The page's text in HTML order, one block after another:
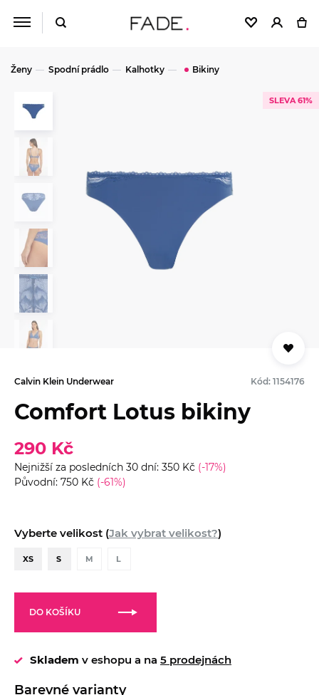
Ženy Spodní prádlo Kalhotky Bikiny
SLEVA 61%
Calvin Klein Underwear Kód: 1154176
Comfort Lotus bikiny
290 Kč
Nejnižší za posledních 30 dní: 350 Kč (-17%)
Původní: 750 Kč (-61%)
Vyberte velikost (Jak vybrat velikost?)
XS S M L
DO KOŠÍKU
Skladem v eshopu a na 5 prodejnách
Barevné varianty